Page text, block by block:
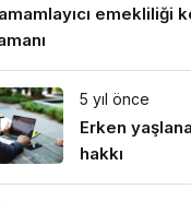
emekliliği
5 yıl önce
Erken
hakkı